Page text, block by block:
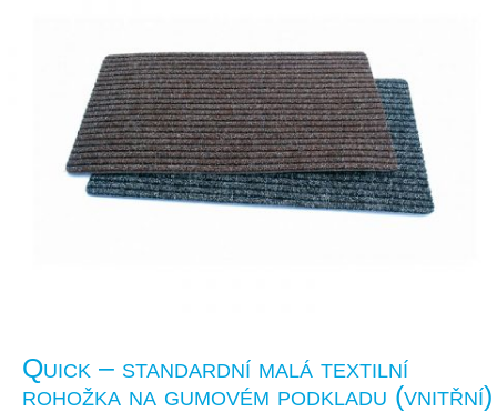
Quick – standardní malá textilní
rohožka na gumovém podkladu (vnitřní)